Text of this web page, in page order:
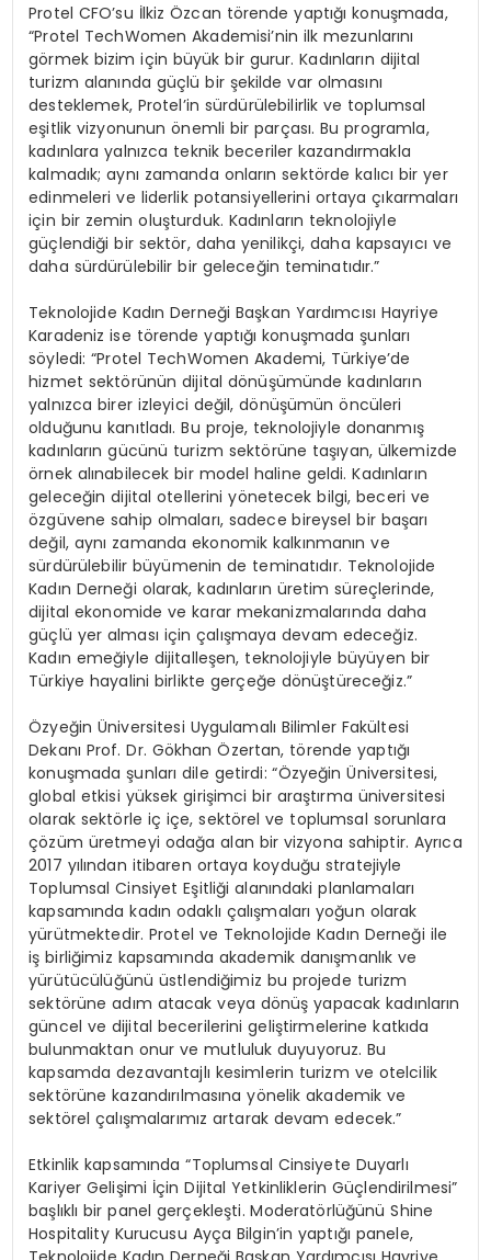
Protel CFO’su İlkiz Özcan törende yaptığı konuşmada,
“Protel TechWomen Akademisi’nin ilk mezunlarını
görmek bizim için büyük bir gurur. Kadınların dijital
turizm alanında güçlü bir şekilde var olmasını
desteklemek, Protel’in sürdürülebilirlik ve toplumsal
eşitlik vizyonunun önemli bir parçası. Bu programla,
kadınlara yalnızca teknik beceriler kazandırmakla
kalmadık; aynı zamanda onların sektörde kalıcı bir yer
edinmeleri ve liderlik potansiyellerini ortaya çıkarmaları
için bir zemin oluşturduk. Kadınların teknolojiyle
güçlendiği bir sektör, daha yenilikçi, daha kapsayıcı ve
daha sürdürülebilir bir geleceğin teminatıdır.”
Teknolojide Kadın Derneği Başkan Yardımcısı Hayriye
Karadeniz ise törende yaptığı konuşmada şunları
söyledi: “Protel TechWomen Akademi, Türkiye’de
hizmet sektörünün dijital dönüşümünde kadınların
yalnızca birer izleyici değil, dönüşümün öncüleri
olduğunu kanıtladı. Bu proje, teknolojiyle donanmış
kadınların gücünü turizm sektörüne taşıyan, ülkemizde
örnek alınabilecek bir model haline geldi. Kadınların
geleceğin dijital otellerini yönetecek bilgi, beceri ve
özgüvene sahip olmaları, sadece bireysel bir başarı
değil, aynı zamanda ekonomik kalkınmanın ve
sürdürülebilir büyümenin de teminatıdır. Teknolojide
Kadın Derneği olarak, kadınların üretim süreçlerinde,
dijital ekonomide ve karar mekanizmalarında daha
güçlü yer alması için çalışmaya devam edeceğiz.
Kadın emeğiyle dijitalleşen, teknolojiyle büyüyen bir
Türkiye hayalini birlikte gerçeğe dönüştüreceğiz.”
Özyeğin Üniversitesi Uygulamalı Bilimler Fakültesi
Dekanı Prof. Dr. Gökhan Özertan, törende yaptığı
konuşmada şunları dile getirdi: “Özyeğin Üniversitesi,
global etkisi yüksek girişimci bir araştırma üniversitesi
olarak sektörle iç içe, sektörel ve toplumsal sorunlara
çözüm üretmeyi odağa alan bir vizyona sahiptir. Ayrıca
2017 yılından itibaren ortaya koyduğu stratejiyle
Toplumsal Cinsiyet Eşitliği alanındaki planlamaları
kapsamında kadın odaklı çalışmaları yoğun olarak
yürütmektedir. Protel ve Teknolojide Kadın Derneği ile
iş birliğimiz kapsamında akademik danışmanlık ve
yürütücülüğünü üstlendiğimiz bu projede turizm
sektörüne adım atacak veya dönüş yapacak kadınların
güncel ve dijital becerilerini geliştirmelerine katkıda
bulunmaktan onur ve mutluluk duyuyoruz. Bu
kapsamda dezavantajlı kesimlerin turizm ve otelcilik
sektörüne kazandırılmasına yönelik akademik ve
sektörel çalışmalarımız artarak devam edecek.”
Etkinlik kapsamında “Toplumsal Cinsiyete Duyarlı
Kariyer Gelişimi İçin Dijital Yetkinliklerin Güçlendirilmesi”
başlıklı bir panel gerçekleşti. Moderatörlüğünü Shine
Hospitality Kurucusu Ayça Bilgin’in yaptığı panele,